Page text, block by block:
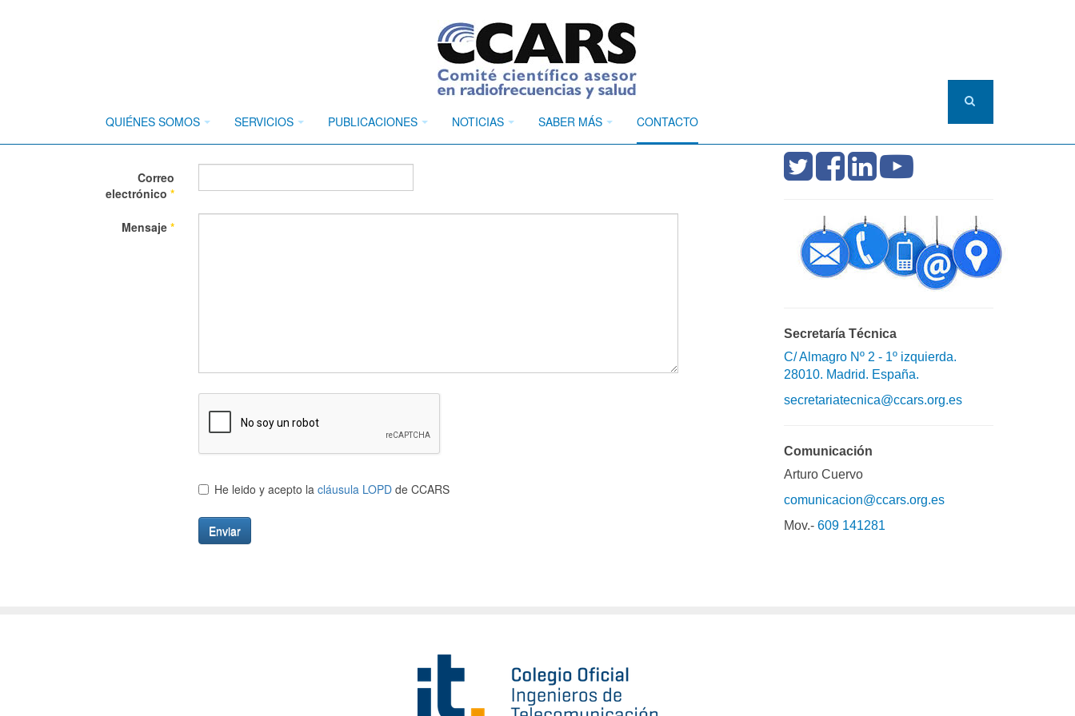
QUIÉNES SOMOS SERVICIOS PUBLICACIONES NOTICIAS SABER MÁS CONTACTO
Nombre*
Correo
electrónico *
Mensaje *
He leido y acepto lacláusula LOPD de CCARS
Enviar
Secretaría Técnica
C/ Almagro Nº 2 - 1º izquierda.
28010. Madrid. España.
secretariatecnica@ccars.org.es
Comunicación
Arturo Cuervo
comunicacion@ccars.org.es
Mov.- 609 141281